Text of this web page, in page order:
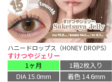
ハニードロップス（HONEY DROPS）
すけつやジェリー
1ヶ月
1箱2枚入り
DIA 15.0mm
着色 14.6mm